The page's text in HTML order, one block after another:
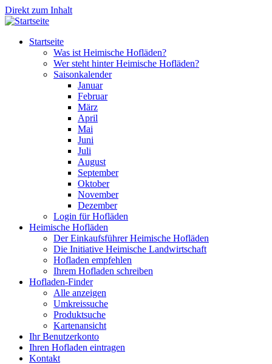
Direkt zum Inhalt
Startseite
Was ist Heimische Hofläden?
Wer steht hinter Heimische Hofläden?
Saisonkalender
Januar
Februar
März
April
Mai
Juni
Juli
August
September
Oktober
November
Dezember
Login für Hofläden
Heimische Hofläden
Der Einkaufsführer Heimische Hofläden
Die Initiative Heimische Landwirtschaft
Hofladen empfehlen
Ihrem Hofladen schreiben
Hofladen-Finder
Alle anzeigen
Umkreissuche
Produktsuche
Kartenansicht
Ihr Benutzerkonto
Ihren Hofladen eintragen
Kontakt